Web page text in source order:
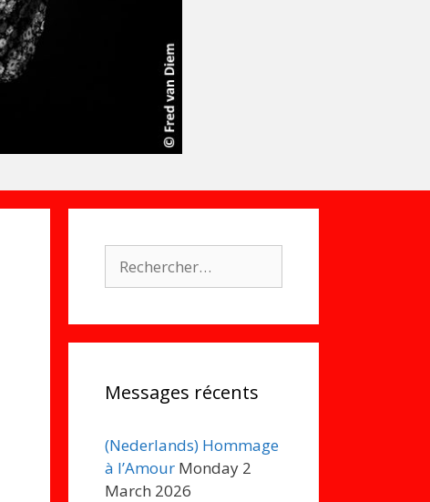
Messages récents
(Nederlands) Hommage
à l’Amour Monday 2
March 2026